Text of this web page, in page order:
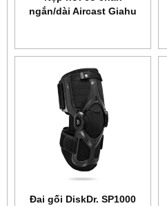
ngắn/dài Aircast Giahu
Đai gối DiskDr. SP1000